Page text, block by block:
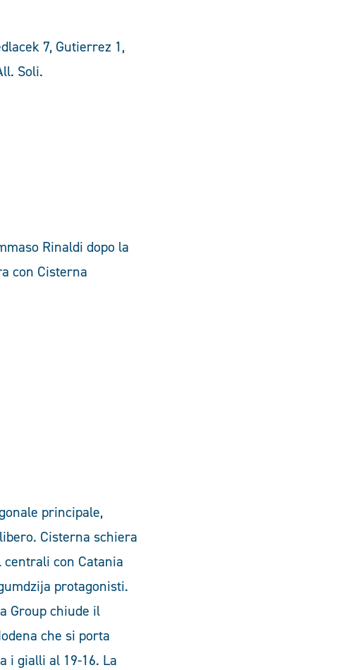
7, Gutierrez 1,
Soli.
Rinaldi dopo la
con Cisterna
principale,
Cisterna schiera
con Catania
protagonisti.
Group chiude il
che si porta
i gialli al 19-16. La